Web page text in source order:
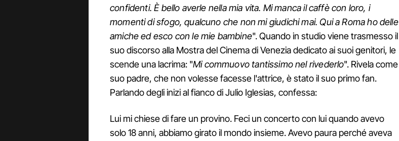
confidenti. È bello averle nella mia vita. Mi manca il caffè con loro, i
momenti di sfogo, qualcuno che non mi giudichi mai. Qui a Roma ho delle
amiche ed esco con le mie bambine". Quando in studio viene trasmesso il
suo discorso alla Mostra del Cinema di Venezia dedicato ai suoi genitori, le
scende una lacrima: "Mi commuovo tantissimo nel rivederlo". Rivela come
suo padre, che non volesse facesse l'attrice, è stato il suo primo fan.
Parlando degli inizi al fianco di Julio Iglesias, confessa:
Lui mi chiese di fare un provino. Feci un concerto con lui quando avevo
solo 18 anni, abbiamo girato il mondo insieme. Avevo paura perché aveva